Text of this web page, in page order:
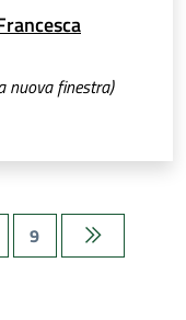
nuova finestra)
9 Ultima